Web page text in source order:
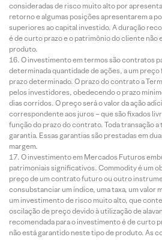
consideradas de risco muito alto por
retorno e algumas posições apresentarem a
superiores ao capital investido. A duração
é de curto prazo e o patrimônio do cliente não
produto.
O investimento em termos são contratos
determinada quantidade de ações, a um preço
prazo determinado. O prazo do contrato a
pelos investidores, obedecendo o prazo
dias corridos. O preço será o valor da ação
correspondente aos juros – que são fixados
função do prazo do contrato. Toda transação
garantia. Essas garantias são prestadas em
margem.
O investimento em Mercados Futuros
patrimoniais significativos. Commodity é um
preço de um contrato futuro ou outro
consubstanciar um índice, uma taxa, um valor
um investimento de risco muito alto, que
oscilação de preço devido à utilização de
recomendada para o investimento é de curto
não está garantido neste tipo de produto. As